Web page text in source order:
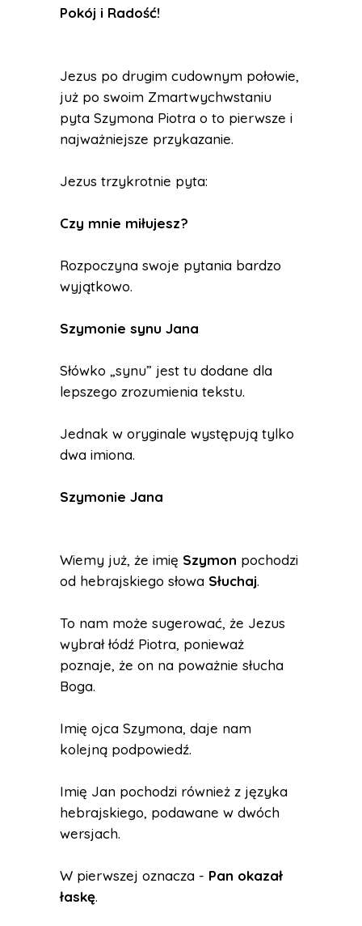
Pokój i Radość!
Jezus po drugim cudownym połowie,
już po swoim Zmartwychwstaniu
pyta Szymona Piotra o to pierwsze i
najważniejsze przykazanie.
Jezus trzykrotnie pyta:
Czy mnie miłujesz?
Rozpoczyna swoje pytania bardzo
wyjątkowo.
Szymonie synu Jana
Słówko „synu” jest tu dodane dla
lepszego zrozumienia tekstu.
Jednak w oryginale występują tylko
dwa imiona.
Szymonie Jana
Wiemy już, że imię Szymon pochodzi
od hebrajskiego słowa Słuchaj.
To nam może sugerować, że Jezus
wybrał łódź Piotra, ponieważ
poznaje, że on na poważnie słucha
Boga.
Imię ojca Szymona, daje nam
kolejną podpowiedź.
Imię Jan pochodzi również z języka
hebrajskiego, podawane w dwóch
wersjach.
W pierwszej oznacza - Pan okazał
łaskę.